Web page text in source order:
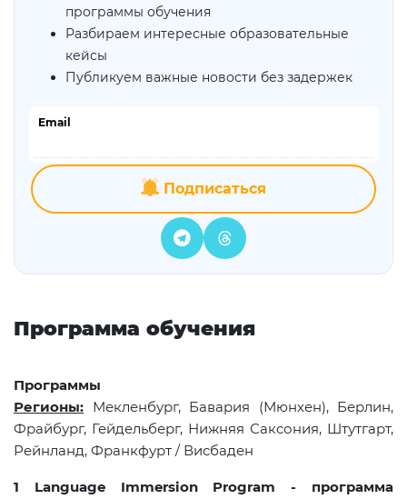
программы обучения
Разбираем интересные образовательные
кейсы
Публикуем важные новости без задержек
Email
Подписаться
Программа обучения
Программы
Регионы: Мекленбург, Бавария (Мюнхен), Берлин,
Фрайбург, Гейдельберг, Нижняя Саксония, Штутгарт,
Рейнланд, Франкфурт / Висбаден
1 Language Immersion Program - программа